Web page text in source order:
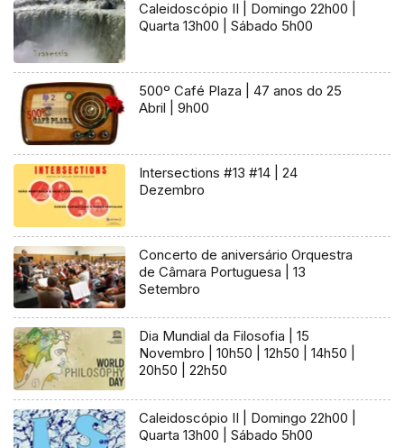
Caleidoscópio II | Domingo 22h00 |
Quarta 13h00 | Sábado 5h00
500º Café Plaza | 47 anos do 25
Abril | 9h00
Intersections #13 #14 | 24
Dezembro
Concerto de aniversário Orquestra
de Câmara Portuguesa | 13
Setembro
Dia Mundial da Filosofia | 15
Novembro | 10h50 | 12h50 | 14h50 |
20h50 | 22h50
Caleidoscópio II | Domingo 22h00 |
Quarta 13h00 | Sábado 5h00